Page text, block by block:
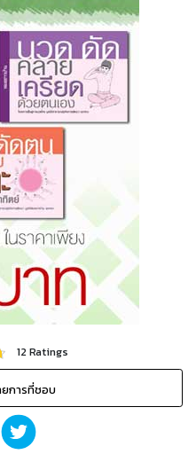
12Ratings
ยการที่ชอบ